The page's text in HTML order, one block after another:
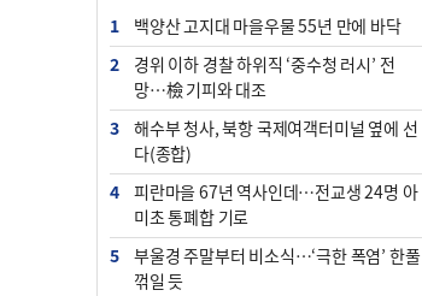
1
백양산 고지대 마을우물 55년 만에 바닥
2
경위 이하 경찰 하위직 ‘중수청 러시’ 전
망…檢 기피와 대조
3
해수부 청사, 북항 국제여객터미널 옆에 선
다(종합)
4
피란마을 67년 역사인데…전교생 24명 아
미초 통폐합 기로
5
부울경 주말부터 비소식…‘극한 폭염’ 한풀
꺾일 듯